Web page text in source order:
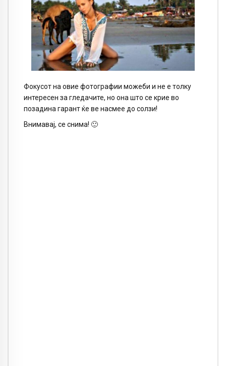
Фокусот на овие фотографии можеби и не е толку
интересен за гледачите, но она што се крие во
позадина гарант ќе ве насмее до солзи!
Внимавај, се снима! 🙂